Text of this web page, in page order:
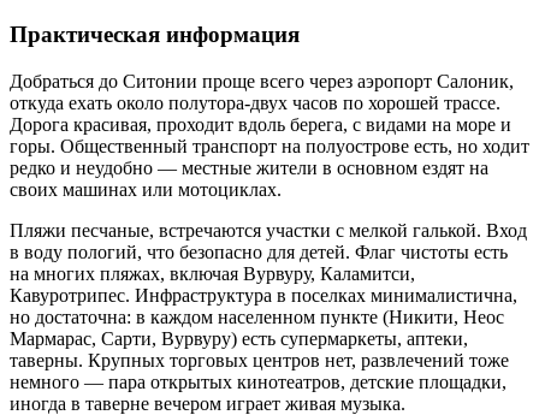
Практическая информация
Добраться до Ситонии проще всего через аэропорт Салоник,
откуда ехать около полутора-двух часов по хорошей трассе.
Дорога красивая, проходит вдоль берега, с видами на море и
горы. Общественный транспорт на полуострове есть, но ходит
редко и неудобно — местные жители в основном ездят на
своих машинах или мотоциклах.
Пляжи песчаные, встречаются участки с мелкой галькой. Вход
в воду пологий, что безопасно для детей. Флаг чистоты есть
на многих пляжах, включая Вурвуру, Каламитси,
Кавуротрипес. Инфраструктура в поселках минималистична,
но достаточна: в каждом населенном пункте (Никити, Неос
Мармарас, Сарти, Вурвуру) есть супермаркеты, аптеки,
таверны. Крупных торговых центров нет, развлечений тоже
немного — пара открытых кинотеатров, детские площадки,
иногда в таверне вечером играет живая музыка.